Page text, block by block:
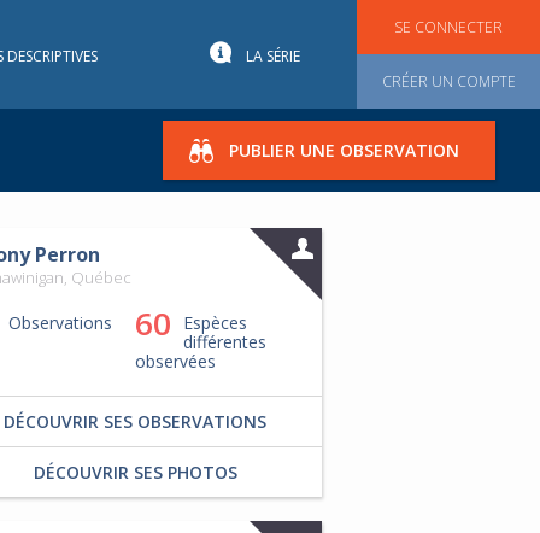
SE CONNECTER
CRÉER UN COMPTE
DESCRIPTIVES LA SÉRIE
PUBLIER UNE OBSERVATION
Perron
Québec
Observations 60
Espèces
différentes
observées
DÉCOUVRIR SES OBSERVATIONS
DÉCOUVRIR SES PHOTOS